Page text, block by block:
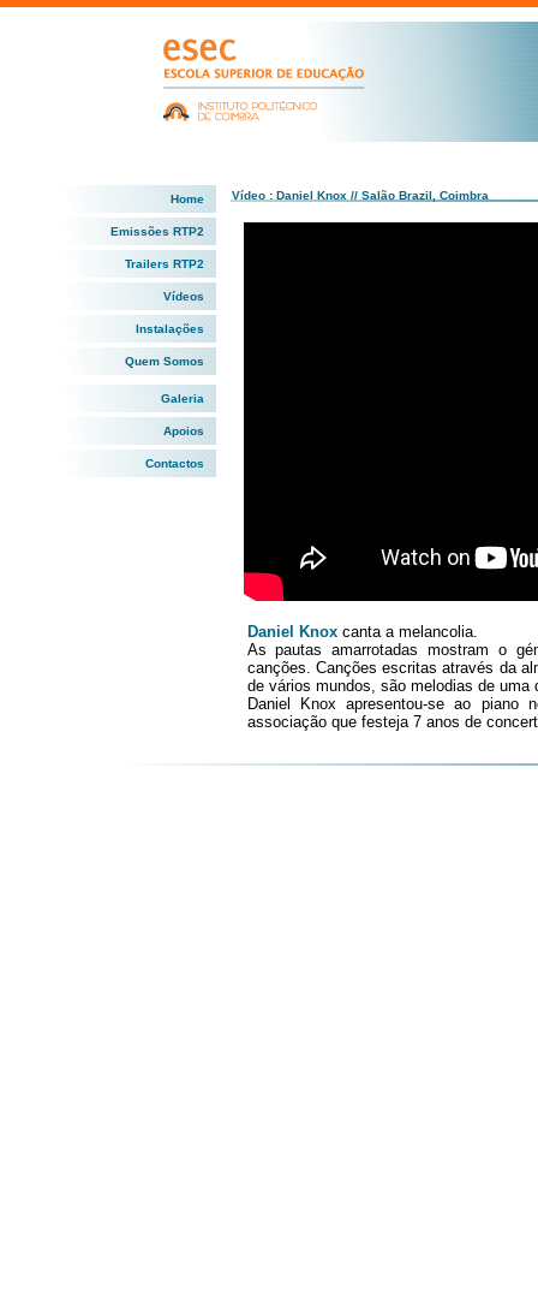
Home
Emissões RTP2
Trailers RTP2
Vídeos
Instalações
Quem Somos
Galeria
Apoios
Contactos
Vídeo : Daniel Knox // Salão Brazil, Coimbra
Daniel Knoxcanta a melancolia.
As pautas amarrotadas mostram o
canções. Canções escritas através da
de vários mundos, são melodias de
Daniel Knox apresentou-se ao
associação que festeja 7 anos de